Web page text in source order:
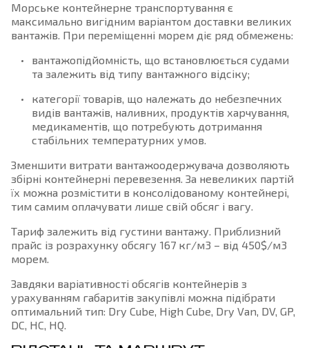
Морське контейнерне транспортування є
максимально вигідним варіантом доставки великих
вантажів. При переміщенні морем діє ряд обмежень:
вантажопідйомність, що встановлюється судами
та залежить від типу вантажного відсіку;
категорії товарів, що належать до небезпечних
видів вантажів, наливних, продуктів харчування,
медикаментів, що потребують дотримання
стабільних температурних умов.
Зменшити витрати вантажоодержувача дозволяють
збірні контейнерні перевезення. За невеликих партій
їх можна розмістити в консолідованому контейнері,
тим самим оплачувати лише свій обсяг і вагу.
Тариф залежить від густини вантажу. Приблизний
прайс із розрахунку обсягу 167 кг/м3 – від 450$/м3
морем.
Завдяки варіативності обсягів контейнерів з
урахуванням габаритів закупівлі можна підібрати
оптимальний тип: Dry Cube, High Cube, Dry Van, DV, GP,
DC, HC, HQ.